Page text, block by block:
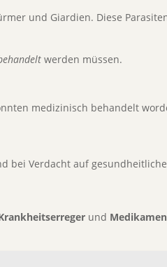
und Giardien. Diese
werden müssen.
medizinisch behandelt
bei Verdacht auf
und